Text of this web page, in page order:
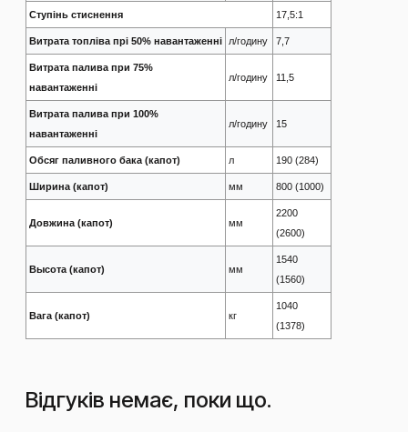
Ступінь стиснення 17,5:1
Витрата топліва прі 50% навантаженні л/годину 7,7
Витрата палива при 75%
навантаженні
л/годину 11,5
Витрата палива при 100%
навантаженні
л/годину 15
Обсяг паливного бака (капот) л 190 (284)
Ширина (капот) мм 800 (1000)
Довжина (капот) мм
2200
(2600)
Высота (капот) мм
1540
(1560)
Вага (капот) кг
1040
(1378)
Відгуків немає, поки що.